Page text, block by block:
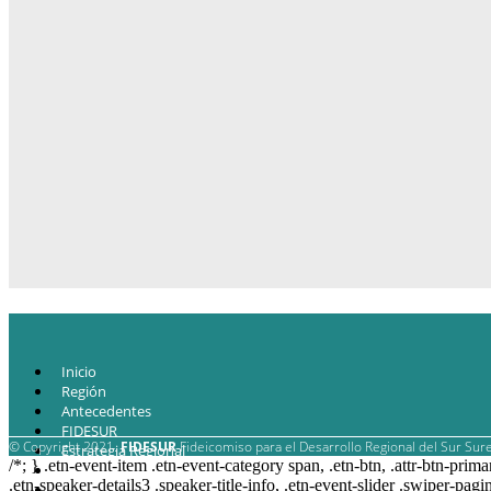
Inicio
Región
Antecedentes
FIDESUR
Estrategia Regional
Planes y estudio
© Copyright 2021.FIDESURFideicomiso para el Desarrollo Regional del Sur
/*; } .etn-event-item .etn-event-category span, .etn-btn, .attr-btn-
.etn-speaker-details3 .speaker-title-info, .etn-event-slider .swiper-